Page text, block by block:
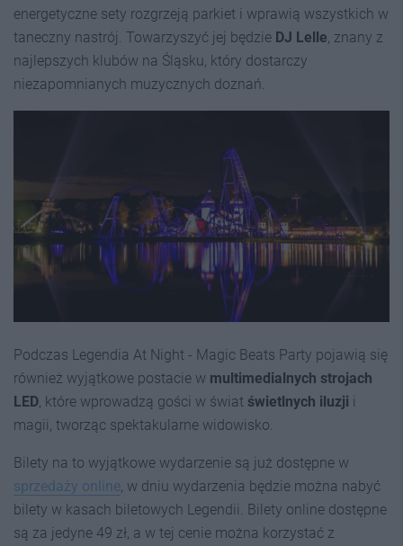
energetyczne sety rozgrzeją parkiet i wprawią wszystkich w
taneczny nastrój. Towarzyszyć jej będzie DJ Lelle, znany z
najlepszych klubów na Śląsku, który dostarczy
niezapomnianych muzycznych doznań.
Podczas Legendia At Night - Magic Beats Party pojawią się
również wyjątkowe postacie w multimedialnych strojach
LED, które wprowadzą gości w świat świetlnych iluzji i
magii, tworząc spektakularne widowisko.
Bilety na to wyjątkowe wydarzenie są już dostępne w
sprzedaży online, w dniu wydarzenia będzie można nabyć
bilety w kasach biletowych Legendii. Bilety online dostępne
są za jedyne 49 zł, a w tej cenie można korzystać z